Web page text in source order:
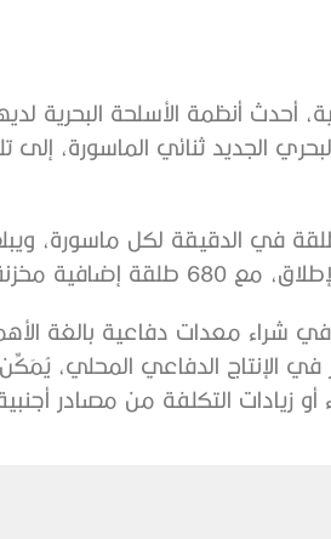
البحري الجديد ثنائي الماسورة، إلى
في شراء معدات دفاعية بالغة
في الإنتاج الدفاعي المحلي،
أو زيادات التكلفة من مصادر